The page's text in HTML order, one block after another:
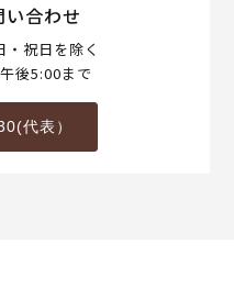
合わせ
祝日を除く
後5:00まで
代表）